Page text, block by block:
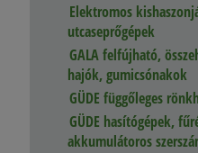
Elektromos
utcaseprőgépek
GALA felfújható,
hajók, gumicsónakok
GÜDE függőleges
GÜDE hasítógépek,
akkumulátoros